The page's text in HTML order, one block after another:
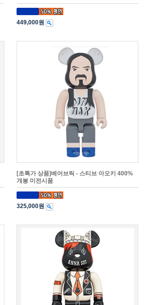
449,000원
[초특가 상품]베어브릭 - 스티브 아오키 400%
개봉 미전시품
325,000원